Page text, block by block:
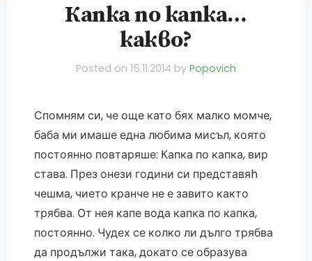
Капка по капка…
какво?
Posted on 15.11.2014 by Popovich
Спомням си, че още като бях малко момче,
баба ми имаше една любима мисъл, която
постоянно повтаряше: Капка по капка, вир
става. През онези години си представяh
чешма, чието кранче не е завито както
трябва. От нея капе вода капка по капка,
постоянно. Чудех се колко ли дълго трябва
да продължи така, докато се образува